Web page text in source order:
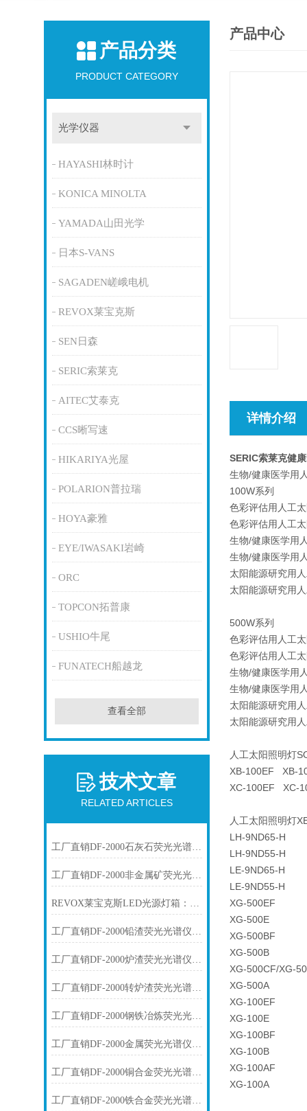
产品分类
PRODUCT CATEGORY
光学仪器
HAYASHI林时计
KONICA MINOLTA
YAMADA山田光学
日本S-VANS
SAGADEN嵯峨电机
REVOX莱宝克斯
SEN日森
SERIC索莱克
AITEC艾泰克
CCS晰写速
HIKARIYA光屋
POLARION普拉瑞
HOYA豪雅
EYE/IWASAKI岩崎
ORC
TOPCON拓普康
USHIO牛尾
FUNATECH船越龙
查看全部
技术文章
RELATED ARTICLES
工厂直销DF-2000石灰石荧光光谱仪技术参数
工厂直销DF-2000非金属矿荧光光谱仪技术参数
REVOX莱宝克斯LED光源灯箱：工业视觉检测的高稳定冷光方案
工厂直销DF-2000铅渣荧光光谱仪技术参数
工厂直销DF-2000炉渣荧光光谱仪技术参数
工厂直销DF-2000转炉渣荧光光谱仪技术参数
工厂直销DF-2000钢铁冶炼荧光光谱仪技术参数
工厂直销DF-2000金属荧光光谱仪技术参数
工厂直销DF-2000铜合金荧光光谱仪技术参数
工厂直销DF-2000铁合金荧光光谱仪技术参数
产品中心
详情介绍
SERIC索莱克健
生物/健康医学用
100W系列
色彩评估用人工
色彩评估用人工
生物/健康医学用
生物/健康医学用
太阳能源研究用
太阳能源研究用
500W系列
色彩评估用人工
色彩评估用人工
生物/健康医学用
生物/健康医学用
太阳能源研究用
太阳能源研究用
人工太阳照明灯
XB-100EF XB-
XC-100EF XC-
人工太阳照明灯
LH-9ND65-H
LH-9ND55-H
LE-9ND65-H
LE-9ND55-H
XG-500EF
XG-500E
XG-500BF
XG-500B
XG-500CF/XG-
XG-500A
XG-100EF
XG-100E
XG-100BF
XG-100B
XG-100AF
XG-100A